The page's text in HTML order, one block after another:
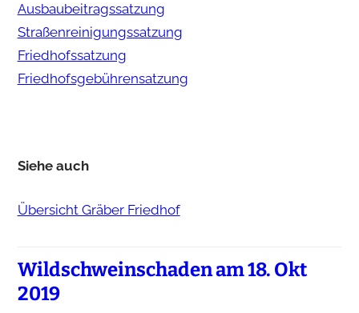
Ausbaubeitragssatzung
Straßenreinigungssatzung
Friedhofssatzung
Friedhofsgebührensatzung
Siehe auch
Übersicht Gräber Friedhof
Wildschweinschaden am 18. Okt
2019